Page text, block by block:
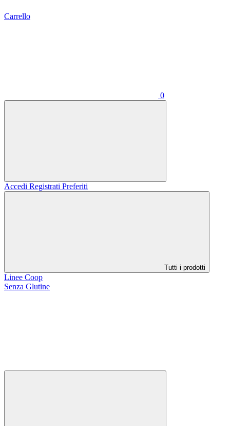
Carrello
0
Accedi Registrati Preferiti
Tutti i prodotti
Linee Coop
Senza Glutine